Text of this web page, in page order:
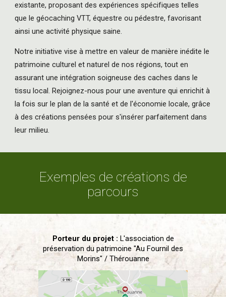
existante, proposant des expériences spécifiques telles
que le géocaching VTT, équestre ou pédestre, favorisant
ainsi une activité physique saine.
Notre initiative vise à mettre en valeur de manière inédite le
patrimoine culturel et naturel de nos régions, tout en
assurant une intégration soigneuse des caches dans le
tissu local. Rejoignez-nous pour une aventure qui enrichit à
la fois sur le plan de la santé et de l'économie locale, grâce
à des créations pensées pour s'insérer parfaitement dans
leur milieu.
Exemples de créations de
parcours
Porteur du projet : L'association de
préservation du patrimoine "Au Fournil des
Morins" / Thérouanne